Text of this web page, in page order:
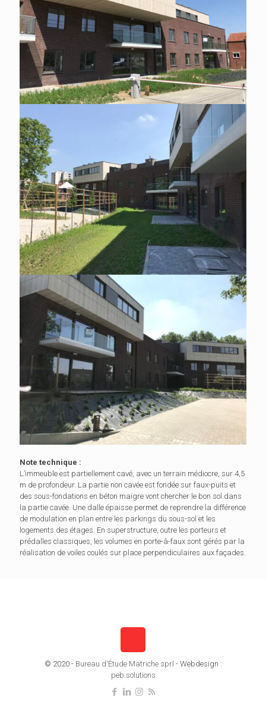
Note technique :
L’immeuble est partiellement cavé, avec un terrain médiocre, sur 4,5
m de profondeur. La partie non cavée est fondée sur faux-puits et
des sous-fondations en béton maigre vont chercher le bon sol dans
la partie cavée. Une dalle épaisse permet de reprendre la différence
de modulation en plan entre les parkings du sous-sol et les
logements des étages. En superstructure, outre les porteurs et
prédalles classiques, les volumes en porte-à-faux sont gérés par la
réalisation de voiles coulés sur place perpendiculaires aux façades.
© 2020 - Bureau d'Étude Matriche sprl - Webdesign :
peb.solutions